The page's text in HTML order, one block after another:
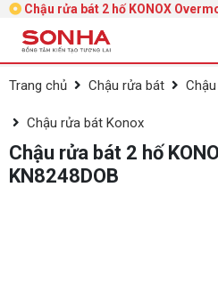
Chậu rửa bát 2 hố KONOX
Trang chủ Chậu rửa bát
Chậu rửa bát Konox
Chậu rửa bát 2 hố
KN8248DOB